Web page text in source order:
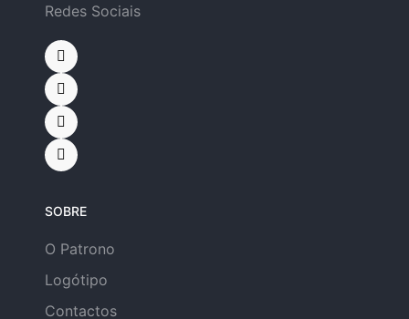
Redes Sociais
SOBRE
O Patrono
Logótipo
Contactos